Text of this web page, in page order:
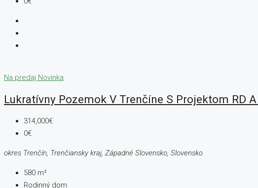
Na predaj Novinka
Lukratívny Pozemok V Trenčíne S Projektom RD
314,000€
0€
okres Trenčín, Trenčiansky kraj, Západné Slovensko, Slovensko
580 m²
Rodinný dom